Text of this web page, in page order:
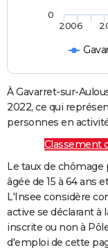
2006
0
À Gavarret-sur-
2022, ce qui
personnes en
Classement
Le taux de
âgée de 15 à 64 ans
L'Insee considère
active se déclarant à
inscrite ou non à
d'emploi de cette